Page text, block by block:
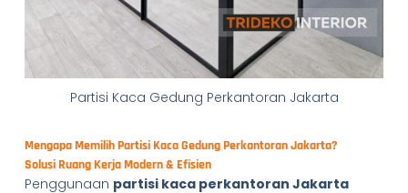
Partisi Kaca Gedung Perkantoran Jakarta
Mengapa Memilih Partisi Kaca Gedung Perkantoran Jakarta?
Solusi Ruang Kerja Modern & Efisien
Penggunaan partisi kaca perkantoran Jakarta